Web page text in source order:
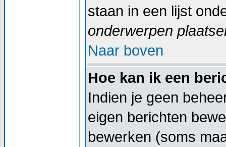
staan in een lijst
onderwerpen
Naar boven
Hoe kan ik een
Indien je geen
eigen berichten
bewerken (soms